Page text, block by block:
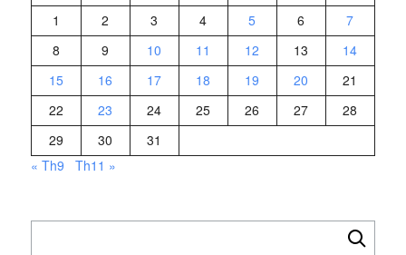
1
2 3 4 5 6
7
8
9 10 11 12 13
14
15
16 17 18 19 20
21
22
23 24 25 26 27
28
29
30
31
« Th9
Th11 »